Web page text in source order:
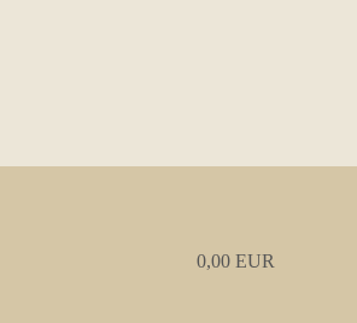
0,00 EUR